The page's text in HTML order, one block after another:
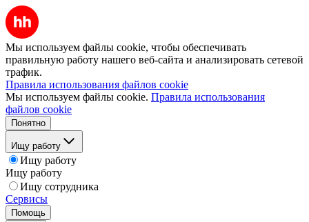
Мы используем файлы cookie, чтобы обеспечивать
правильную работу нашего веб-сайта и анализировать сетевой
трафик.
Правила использования файлов cookie
Мы используем файлы cookie. Правила использования
файлов cookie
Понятно
Ищу работу
Ищу работу
Ищу работу
Ищу сотрудника
Сервисы
Помощь